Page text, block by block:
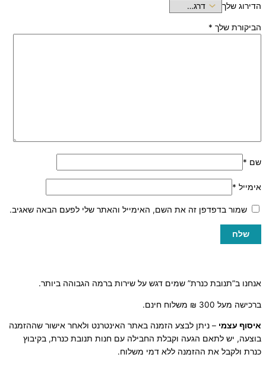
הדירוג שלך
הביקורת שלך *
שם *
אימייל *
שמור בדפדפן זה את השם, האימייל והאתר שלי לפעם הבאה שאגיב.
אנחנו ב”תנובת כנרת” שמים דגש על שירות ברמה הגבוהה ביותר.
ברכישה מעל 300 ₪ משלוח חינם.
איסוף עצמי – ניתן לבצע הזמנה באתר האינטרנט ולאחר אישור שההזמנה
בוצעה, יש לתאם הגעה וקבלת החבילה עם חנות תנובת כנרת, בקיבוץ
כנרת ולקבל את ההזמנה ללא דמי משלוח.